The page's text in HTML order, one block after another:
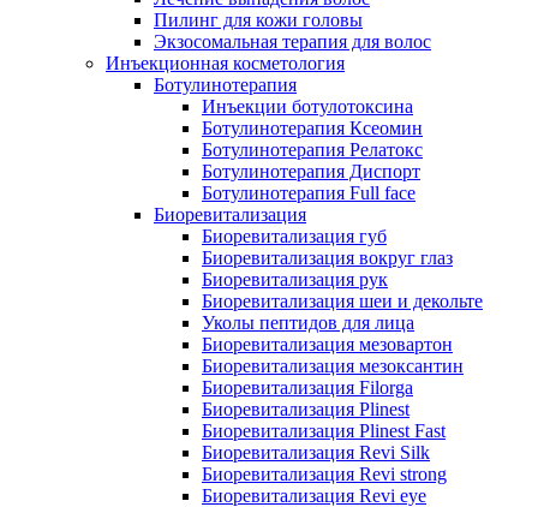
Пилинг для кожи головы
Экзосомальная терапия для волос
Инъекционная косметология
Ботулинотерапия
Инъекции ботулотоксина
Ботулинотерапия Ксеомин
Ботулинотерапия Релатокс
Ботулинотерапия Диспорт
Ботулинотерапия Full face
Биоревитализация
Биоревитализация губ
Биоревитализация вокруг глаз
Биоревитализация рук
Биоревитализация шеи и декольте
Уколы пептидов для лица
Биоревитализация мезовартон
Биоревитализация мезоксантин
Биоревитализация Filorga
Биоревитализация Plinest
Биоревитализация Plinest Fast
Биоревитализация Revi Silk
Биоревитализация Revi strong
Биоревитализация Revi eye